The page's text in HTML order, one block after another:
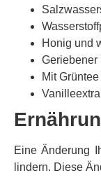
Honig und
Geriebener
Mit
Eine Änderung
lindern. Diese